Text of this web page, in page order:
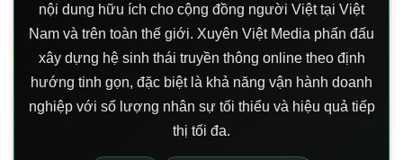
nội dung hữu ích cho cộng đồng người Việt tại Việt
Nam và trên toàn thế giới. Xuyên Việt Media phấn đấu
xây dựng hệ sinh thái truyền thông online theo định
hướng tinh gọn, đặc biệt là khả năng vận hành doanh
nghiệp với số lượng nhân sự tối thiểu và hiệu quả tiếp
thị tối đa.